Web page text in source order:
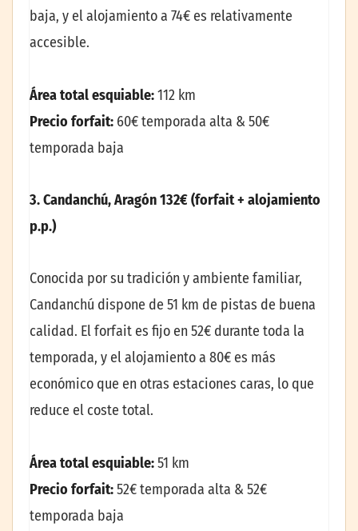
baja, y el alojamiento a 74€ es relativamente
accesible.
Área total esquiable:112 km
Precio forfait: 60€ temporada alta & 50€
temporada baja
3. Candanchú, Aragón 132€ (forfait + alojamiento
p.p.)
Conocida por su tradición y ambiente familiar,
Candanchú dispone de 51 km de pistas de buena
calidad. El forfait es fijo en 52€ durante toda la
temporada, y el alojamiento a 80€ es más
económico que en otras estaciones caras, lo que
reduce el coste total.
Área total esquiable:51 km
Precio forfait:52€ temporada alta & 52€
temporada baja